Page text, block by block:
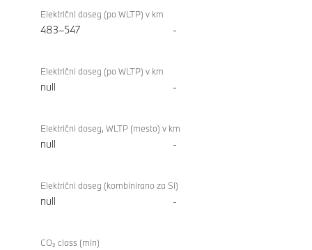
Električni doseg (po WLTP) v km
483–547 -
Električni doseg (po WLTP) v km
null -
Električni doseg, WLTP (mesto) v km
null -
Električni doseg (kombinirano za SI)
null -
CO₂ class (min)